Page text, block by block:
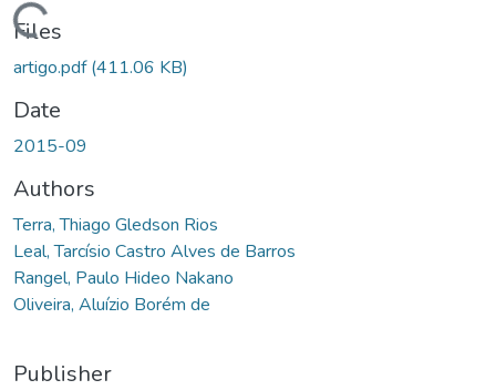
Files
artigo.pdf(411.06 KB)
Date
2015-09
Authors
Terra, Thiago Gledson Rios
Leal, Tarcísio Castro Alves de Barros
Rangel, Paulo Hideo Nakano
Oliveira, Aluízio Borém de
Publisher